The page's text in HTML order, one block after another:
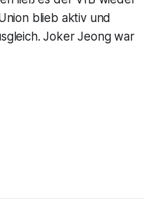
blieb aktiv und
Joker Jeong war